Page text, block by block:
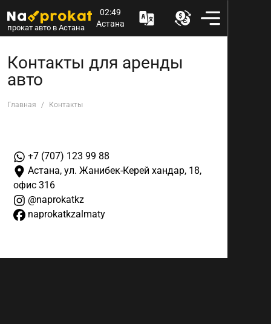
прокат авто в Астана
02:49
Астана
Контакты для аренды
авто
Главная Контакты
+7 (707) 123 99 88
Астана, ул. Жанибек-Керей хандар, 18,
офис 316
@naprokatkz
naprokatkzalmaty